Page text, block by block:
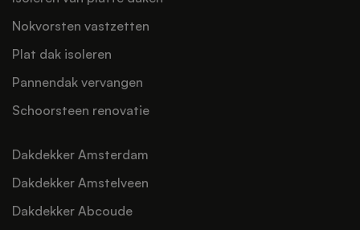
Nokvorsten vastzetten
Plat dak isoleren
Pannendak vervangen
Schoorsteen renovatie
Dakdekker Amsterdam
Dakdekker Amstelveen
Dakdekker Abcoude